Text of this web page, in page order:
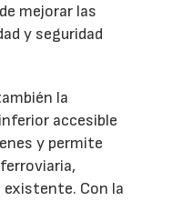
mejorar las
y seguridad
la
accesible
y permite
existente. Con la